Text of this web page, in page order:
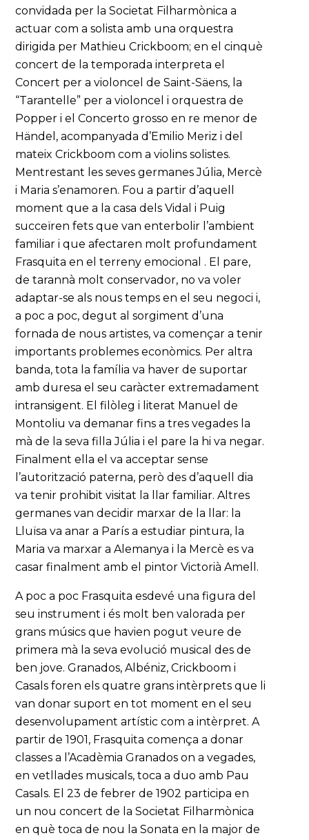
convidada per la Societat Filharmònica a
actuar com a solista amb una orquestra
dirigida per Mathieu Crickboom; en el cinquè
concert de la temporada interpreta el
Concert per a violoncel de Saint-Säens, la
“Tarantelle” per a violoncel i orquestra de
Popper i el Concerto grosso en re menor de
Händel, acompanyada d’Emilio Meriz i del
mateix Crickboom com a violins solistes.
Mentrestant les seves germanes Júlia, Mercè
i Maria s’enamoren. Fou a partir d’aquell
moment que a la casa dels Vidal i Puig
succeïren fets que van enterbolir l’ambient
familiar i que afectaren molt profundament
Frasquita en el terreny emocional . El pare,
de tarannà molt conservador, no va voler
adaptar-se als nous temps en el seu negoci i,
a poc a poc, degut al sorgiment d’una
fornada de nous artistes, va començar a tenir
importants problemes econòmics. Per altra
banda, tota la família va haver de suportar
amb duresa el seu caràcter extremadament
intransigent. El filòleg i literat Manuel de
Montoliu va demanar fins a tres vegades la
mà de la seva filla Júlia i el pare la hi va negar.
Finalment ella el va acceptar sense
l’autorització paterna, però des d’aquell dia
va tenir prohibit visitat la llar familiar. Altres
germanes van decidir marxar de la llar: la
Lluïsa va anar a París a estudiar pintura, la
Maria va marxar a Alemanya i la Mercè es va
casar finalment amb el pintor Victorià Amell.
A poc a poc Frasquita esdevé una figura del
seu instrument i és molt ben valorada per
grans músics que havien pogut veure de
primera mà la seva evolució musical des de
ben jove. Granados, Albéniz, Crickboom i
Casals foren els quatre grans intèrprets que li
van donar suport en tot moment en el seu
desenvolupament artístic com a intèrpret. A
partir de 1901, Frasquita comença a donar
classes a l’Acadèmia Granados on a vegades,
en vetllades musicals, toca a duo amb Pau
Casals. El 23 de febrer de 1902 participa en
un nou concert de la Societat Filharmònica
en què toca de nou la Sonata en la major de